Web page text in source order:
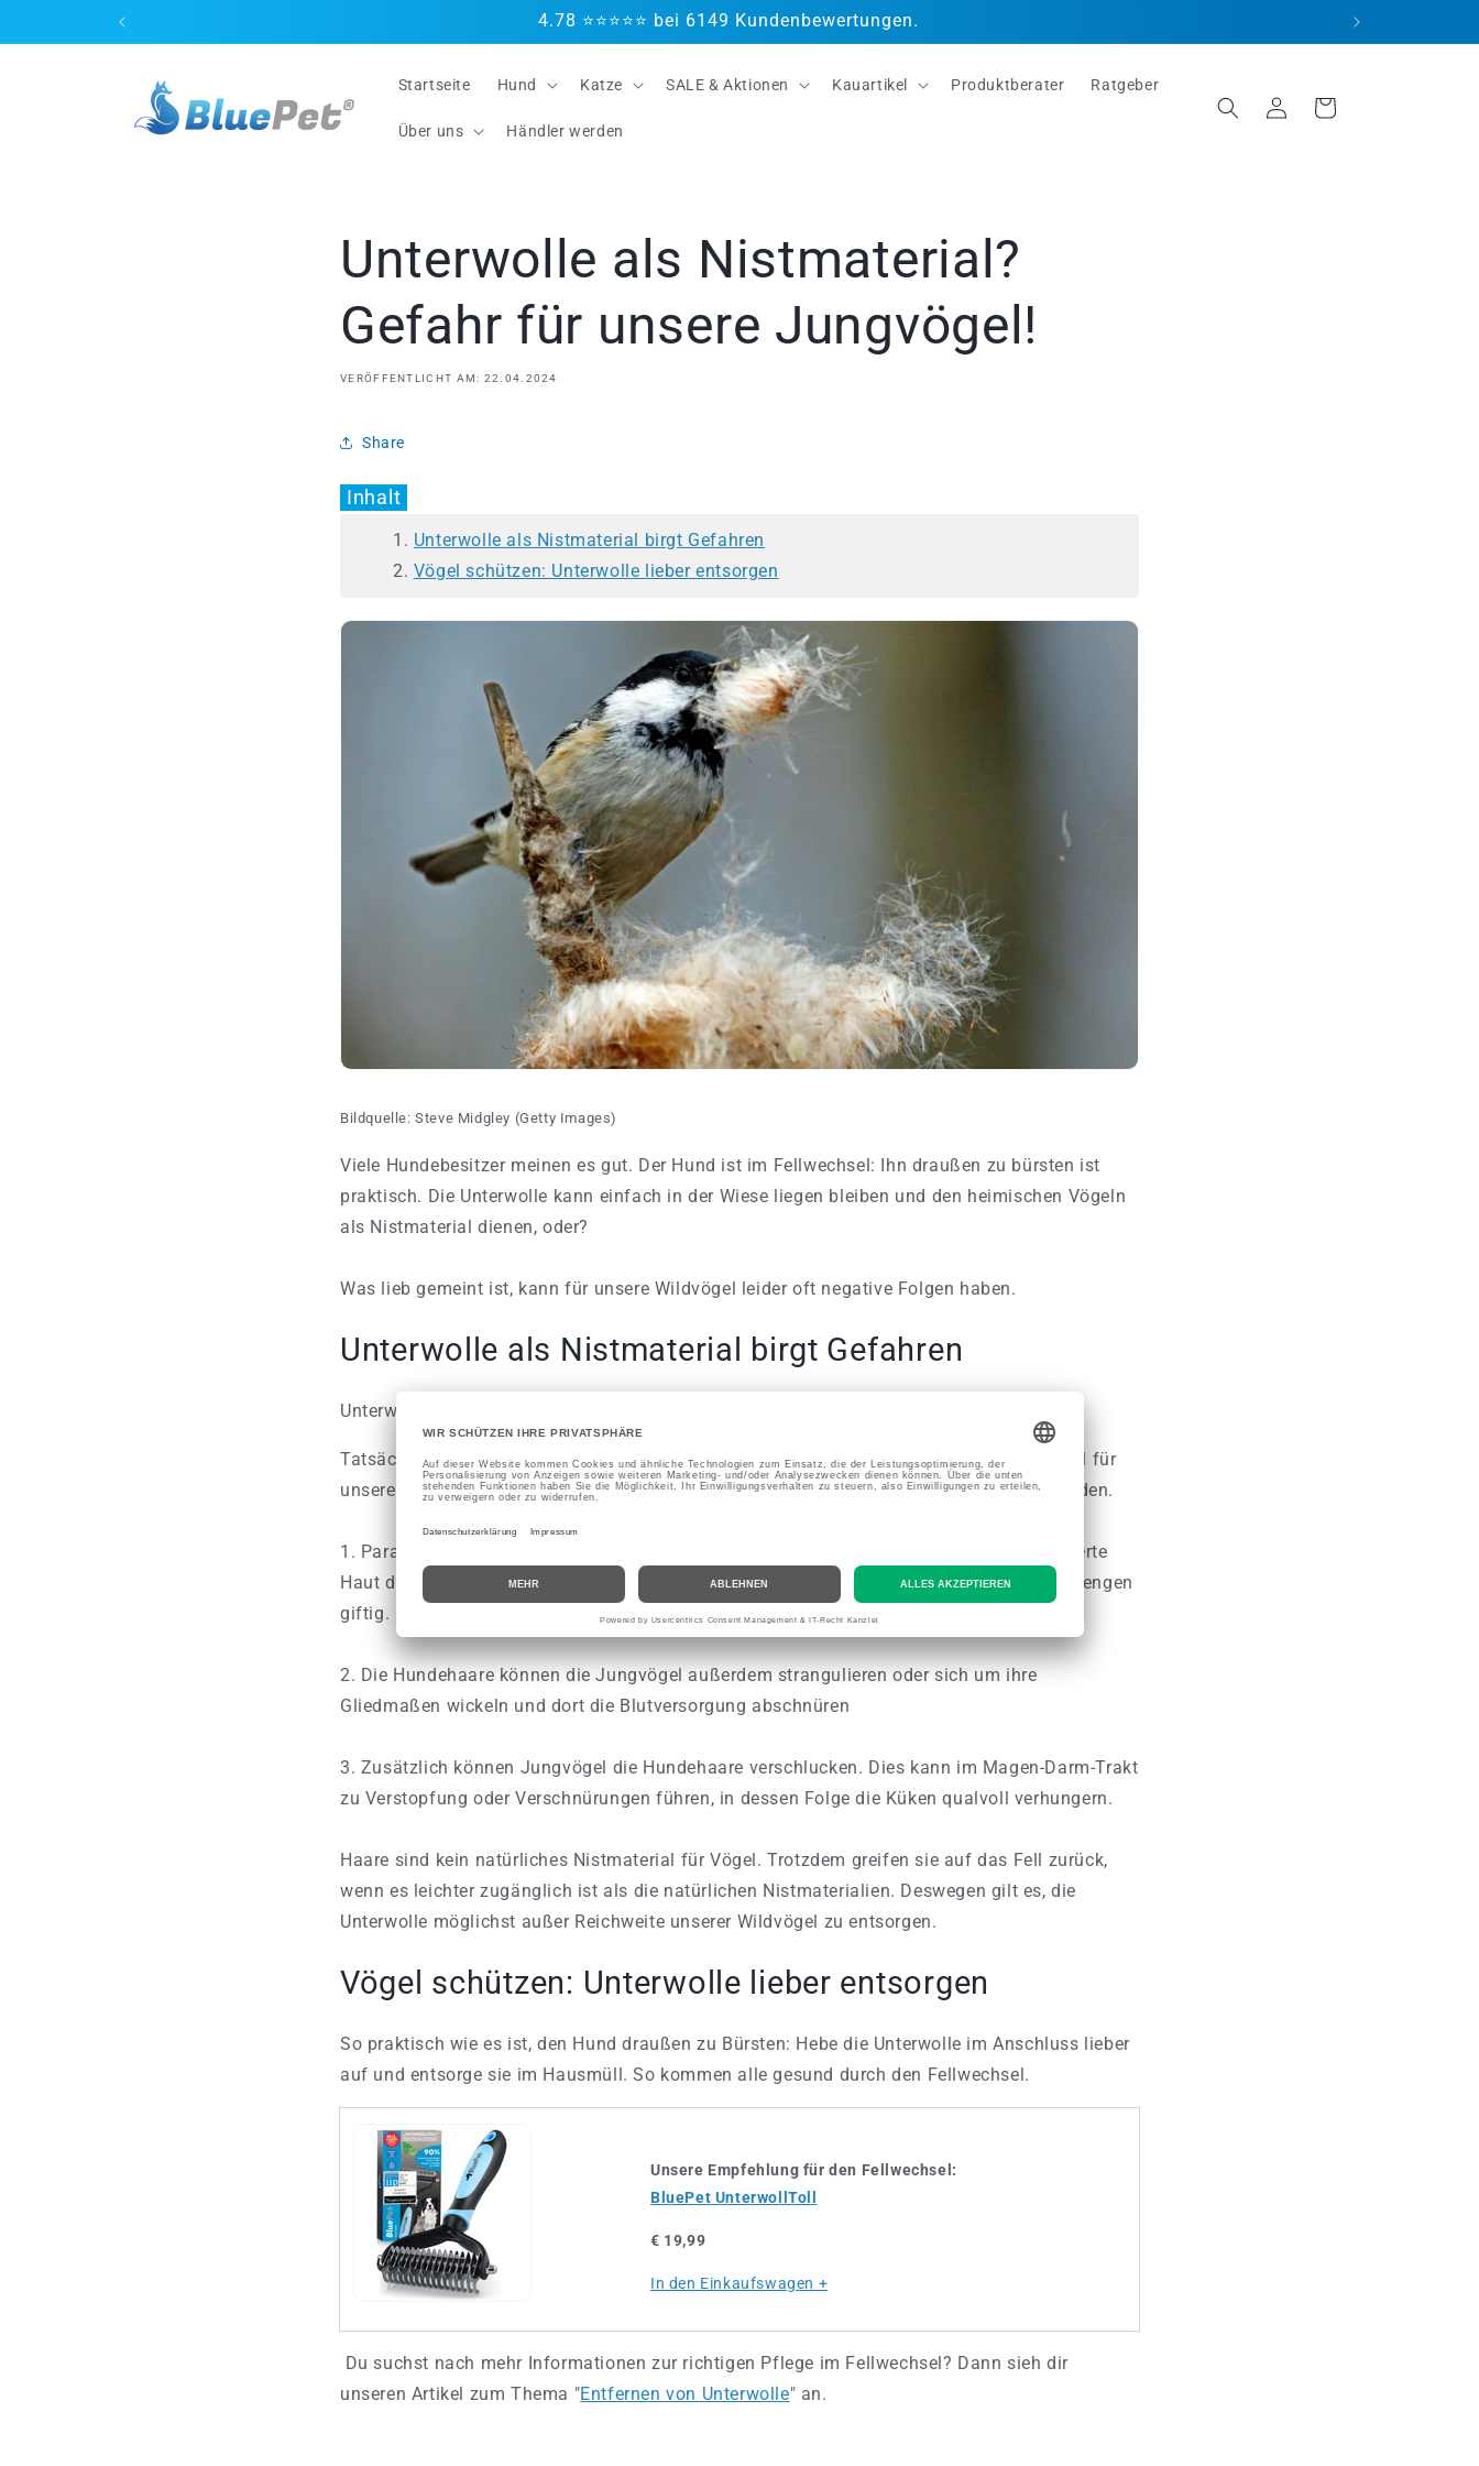
Inhalt
4.78 ⭐⭐⭐⭐⭐ bei 6149 Kundenbewertungen.
Startseite Hund Katze SALE & Aktionen Kauartikel Produktberater Ratgeber
Über uns Händler werden
EinloggenWarenkorb
Unterwolle als Nistmaterial?
Gefahr für unsere Jungvögel!
VERÖFFENTLICHT AM: 22.04.2024
Share
Inhalt
Unterwolle als Nistmaterial birgt Gefahren
Vögel schützen: Unterwolle lieber entsorgen
Bildquelle: Steve Midgley (Getty Images)
Viele Hundebesitzer meinen es gut. Der Hund ist im Fellwechsel: Ihn draußen zu bürsten ist
praktisch. Die Unterwolle kann einfach in der Wiese liegen bleiben und den heimischen Vögeln
als Nistmaterial dienen, oder?
Was lieb gemeint ist, kann für unsere Wildvögel leider oft negative Folgen haben.
Unterwolle als Nistmaterial birgt Gefahren
Unterwolle als Nistmaterial?
Tatsächlich eignet sich die Unterwolle unserer Vierbeiner überhaupt nicht als Nistmaterial für
unsere heimischen Vögel - im Gegenteil: Sie kann auf verschiedene Weise gefährlich werden.
1. Parasiten- und Zeckenschutzmittel im Fell sind schädlich für Jungvögel. Die unbefiederte
Haut der Jungvögel nimmt das Nervengift dieser Mittel auf und wirkt bereits in kleinen Mengen
giftig.
2. Die Hundehaare können die Jungvögel außerdem strangulieren oder sich um ihre
Gliedmaßen wickeln und dort die Blutversorgung abschnüren
3. Zusätzlich können Jungvögel die Hundehaare verschlucken. Dies kann im Magen-Darm-Trakt
zu Verstopfung oder Verschnürungen führen, in dessen Folge die Küken qualvoll verhungern.
Haare sind kein natürliches Nistmaterial für Vögel. Trotzdem greifen sie auf das Fell zurück,
wenn es leichter zugänglich ist als die natürlichen Nistmaterialien. Deswegen gilt es, die
Unterwolle möglichst außer Reichweite unserer Wildvögel zu entsorgen.
Vögel schützen: Unterwolle lieber entsorgen
So praktisch wie es ist, den Hund draußen zu Bürsten: Hebe die Unterwolle im Anschluss lieber
auf und entsorge sie im Hausmüll. So kommen alle gesund durch den Fellwechsel.
Unsere Empfehlung für den Fellwechsel:
BluePet UnterwollToll
€ 19,99
In den Einkaufswagen +
Du suchst nach mehr Informationen zur richtigen Pflege im Fellwechsel? Dann sieh dir
unseren Artikel zum Thema "Entfernen von Unterwolle" an.